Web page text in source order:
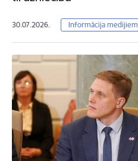
30.07.2026. Informācija medijiem